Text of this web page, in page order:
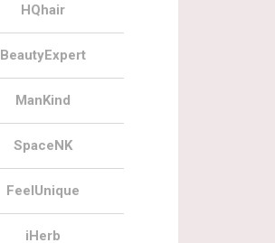
HQhair
BeautyExpert
ManKind
SpaceNK
FeelUnique
iHerb